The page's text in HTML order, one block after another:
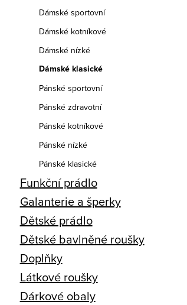
Dámské sportovní
Dámské kotníkové
Dámské nízké
Dámské klasické
Pánské sportovní
Pánské zdravotní
Pánské kotníkové
Pánské nízké
Pánské klasické
Funkční prádlo
Galanterie a šperky
Dětské prádlo
Dětské bavlněné roušky
Doplňky
Látkové roušky
Dárkové obaly